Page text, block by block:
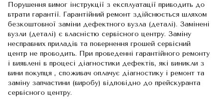
Порушення вимог інструкції з експлуатації приводить до
втрати гарантії. Гарантійний ремонт здійснюється шляхом
безкоштовної заміни дефектного вузла (деталі). Замінені
вузли (деталі) є власністю сервісного центру. Заміну
несправних приладів та повернення грошей сервісний
центр не проводить. При проведенні гарантійного ремонту
і виявлені в процесі діагностики дефектів, які виникли з
вини покупця , споживач оплачує діагностику і ремонт та
заміну запчастини (виробу) відповідно до прейскуранта
сервісного центру.